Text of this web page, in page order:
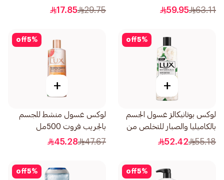
63.11
59.95
29.75
17.85
5%
off
+
لوكس بوتانيكالز غسول الجسم
بالكاميليا والصبار للتخلص من
السموم 500مل
55.18
52.42
5%
off
+
لوكس غسول منشط للجسم
بالجريب فروت 500مل
47.67
45.28
5%
off
5%
off